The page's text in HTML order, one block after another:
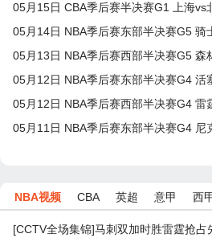
05月15日 CBA季后赛半决赛G1 上海vs
05月14日 NBA季后赛东部半决赛G5 骑
05月13日 NBA季后赛西部半决赛G5 森
05月12日 NBA季后赛东部半决赛G4 活
05月12日 NBA季后赛西部半决赛G4 雷
05月11日 NBA季后赛东部半决赛G4 尼
NBA视频 CBA 英超 意甲 西